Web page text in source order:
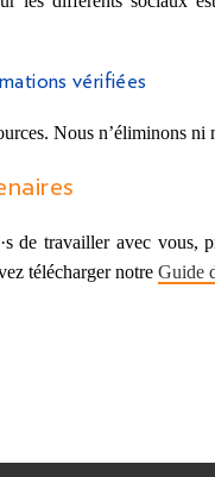
vérifiées
Nous n’éliminons ni
de travailler avec vous,
télécharger notre Guide